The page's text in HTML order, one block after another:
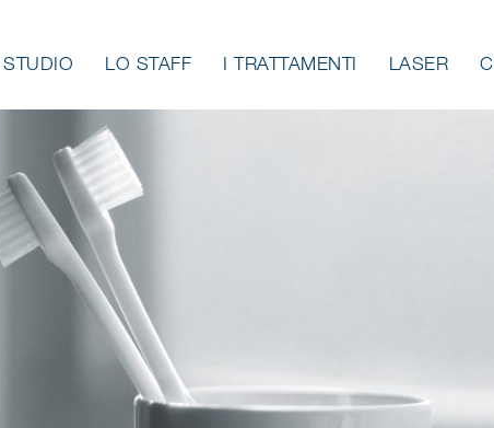
LO STAFF I TRATTAMENTI LASER